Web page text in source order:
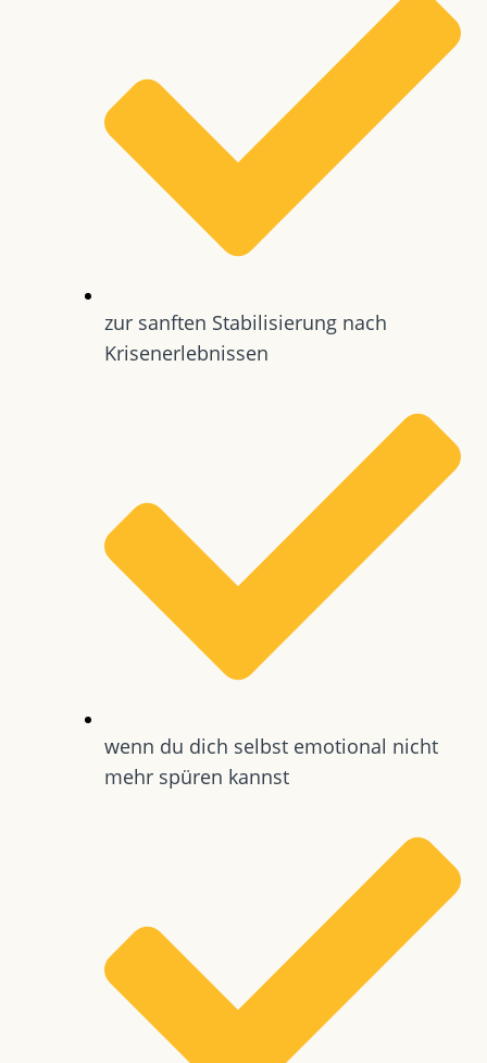
zur sanften Stabilisierung nach
Krisenerlebnissen
wenn du dich selbst emotional nicht
mehr spüren kannst